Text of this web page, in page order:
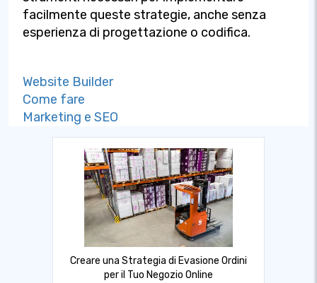
facilmente queste strategie, anche senza
esperienza di progettazione o codifica.
Website Builder
Come fare
Marketing e SEO
Creare una Strategia di Evasione Ordini
per il Tuo Negozio Online